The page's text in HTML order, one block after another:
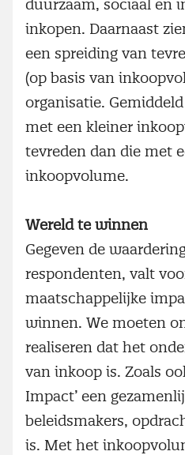
duurzaam, sociaal en
inkopen. Daarnaast
een spreiding van
(op basis van
organisatie.
met een kleiner
tevreden dan die met
inkoopvolume.
Wereld te winnen
Gegeven de
respondenten, valt
maatschappelijke
winnen. We moeten
realiseren dat het
van inkoop is. Zoals
Impact’ een
beleidsmakers,
is. Met het